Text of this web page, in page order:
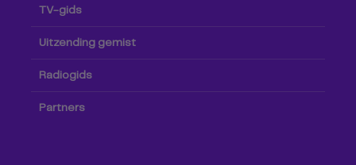
TV-gids
Uitzending gemist
Radiogids
Partners